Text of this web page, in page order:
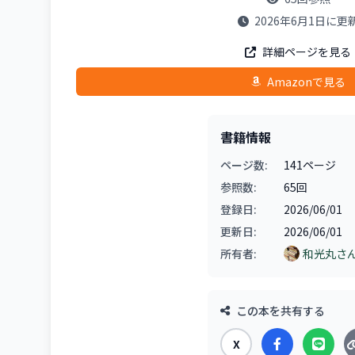
2026年6月1日に更
詳細ページを見る
Amazonで見る
書籍情報
ページ数:
141ページ
参照数:
65回
登録日:
2026/06/01
更新日:
2026/06/01
所有者:
和光丸さ
この本を共有する
X